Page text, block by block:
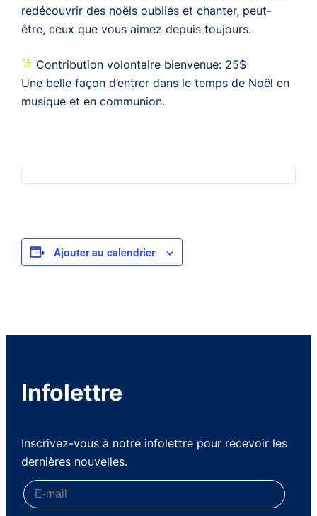
redécouvrir des noëls oubliés et chanter, peut-
être, ceux que vous aimez depuis toujours.
Contribution volontaire bienvenue: 25$
Une belle façon d’entrer dans le temps de Noël en
musique et en communion.
Ajouter au calendrier
Infolettre
Inscrivez-vous à notre infolettre pour recevoir les
dernières nouvelles.